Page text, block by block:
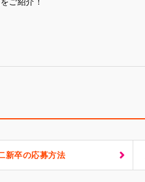
新卒の応募方法